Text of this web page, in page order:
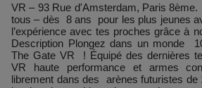
VR – 93 Rue d'Amsterdam, Paris
tous – dès 8 ans pour les plus jeunes
l’expérience avec tes proches grâce à
Description Plongez dans un monde
The Gate VR ! Équipé des dernières
VR haute performance et armes
librement dans des arènes futuristes de